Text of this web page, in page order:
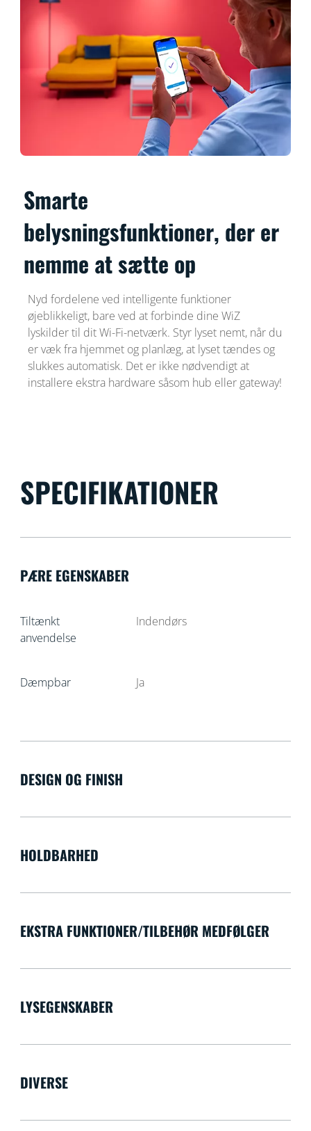
Smarte
belysningsfunktioner, der er
nemme at sætte op
Nyd fordelene ved intelligente funktioner
øjeblikkeligt, bare ved at forbinde dine WiZ
lyskilder til dit Wi-Fi-netværk. Styr lyset nemt, når du
er væk fra hjemmet og planlæg, at lyset tændes og
slukkes automatisk. Det er ikke nødvendigt at
installere ekstra hardware såsom hub eller gateway!
SPECIFIKATIONER
PÆRE EGENSKABER
Tiltænkt
anvendelse
Indendørs
Dæmpbar Ja
DESIGN OG FINISH
HOLDBARHED
EKSTRA FUNKTIONER/TILBEHØR MEDFØLGER
LYSEGENSKABER
DIVERSE